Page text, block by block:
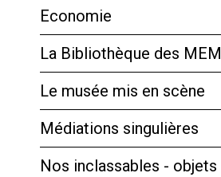
Economie
La Bibliothèque des MEM
Le musée mis en scène
Médiations singulières
Nos inclassables -